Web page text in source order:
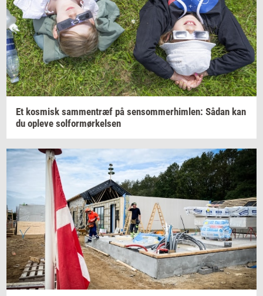
Et kos­misk sam­men­træf på sen­som­mer­him­len: Sådan kan
du op­le­ve sol­for­mør­kel­sen